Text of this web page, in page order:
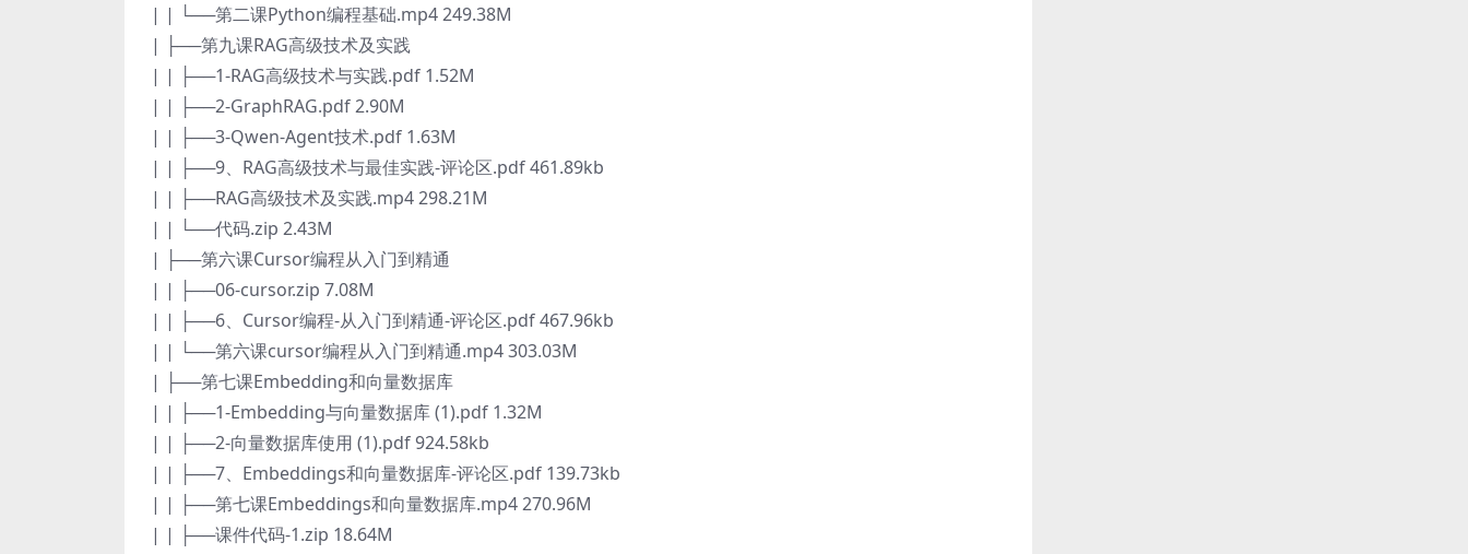
| | └──第二课Python编程基础.mp4 249.38M
| ├──第九课RAG高级技术及实践
| | ├──1-RAG高级技术与实践.pdf 1.52M
| | ├──2-GraphRAG.pdf 2.90M
| | ├──3-Qwen-Agent技术.pdf 1.63M
| | ├──9、RAG高级技术与最佳实践-评论区.pdf 461.89kb
| | ├──RAG高级技术及实践.mp4 298.21M
| | └──代码.zip 2.43M
| ├──第六课Cursor编程从入门到精通
| | ├──06-cursor.zip 7.08M
| | ├──6、Cursor编程-从入门到精通-评论区.pdf 467.96kb
| | └──第六课cursor编程从入门到精通.mp4 303.03M
| ├──第七课Embedding和向量数据库
| | ├──1-Embedding与向量数据库 (1).pdf 1.32M
| | ├──2-向量数据库使用 (1).pdf 924.58kb
| | ├──7、Embeddings和向量数据库-评论区.pdf 139.73kb
| | ├──第七课Embeddings和向量数据库.mp4 270.96M
| | ├──课件代码-1.zip 18.64M